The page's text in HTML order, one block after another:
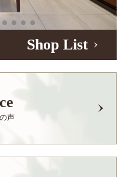
Shop List
声